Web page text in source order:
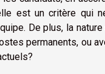
est un critère qui
De plus, la
permanents, ou